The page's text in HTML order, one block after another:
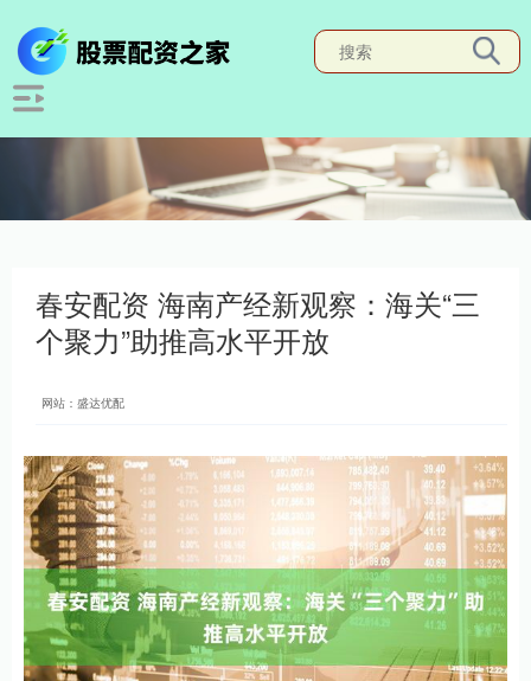
春安配资 海南产经新观察：海关“三
个聚力”助推高水平开放
网站：盛达优配